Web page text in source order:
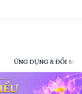
ỨNG DỤNG & ĐỔI